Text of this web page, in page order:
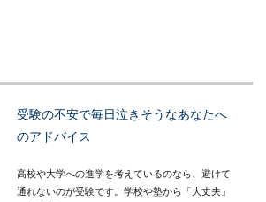
受験の不安で毎日泣きそうなあなたへ
のアドバイス
高校や大学への進学を考えているのなら、避けて
通れないのが受験です。学校や塾から「大丈夫」